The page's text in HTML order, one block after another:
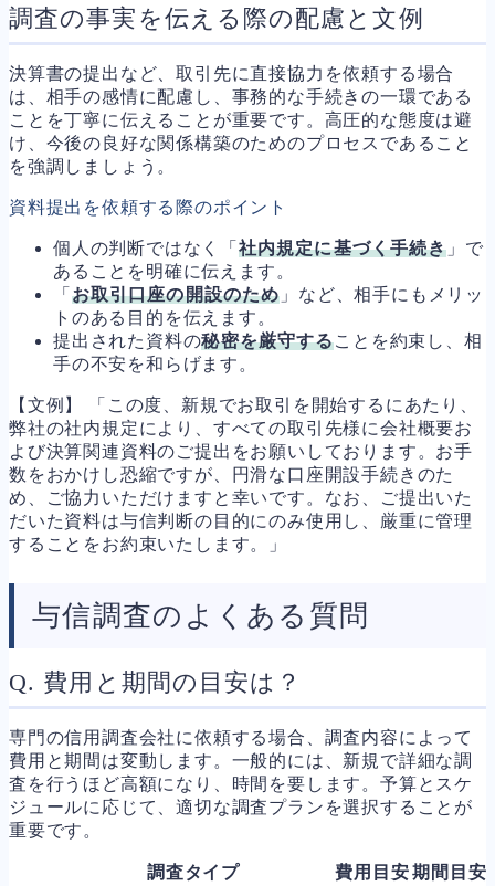
調査の事実を伝える際の配慮と文例
決算書の提出など、取引先に直接協力を依頼する場合
は、相手の感情に配慮し、事務的な手続きの一環である
ことを丁寧に伝えることが重要です。高圧的な態度は避
け、今後の良好な関係構築のためのプロセスであること
を強調しましょう。
資料提出を依頼する際のポイント
個人の判断ではなく「 社内規定に基づく手続き 」で
あることを明確に伝えます。
「 お取引口座の開設のため 」など、相手にもメリッ
トのある目的を伝えます。
提出された資料の秘密を厳守することを約束し、相
手の不安を和らげます。
【文例】 「この度、新規でお取引を開始するにあたり、
弊社の社内規定により、すべての取引先様に会社概要お
よび決算関連資料のご提出をお願いしております。お手
数をおかけし恐縮ですが、円滑な口座開設手続きのた
め、ご協力いただけますと幸いです。なお、ご提出いた
だいた資料は与信判断の目的にのみ使用し、厳重に管理
することをお約束いたします。」
与信調査のよくある質問
Q. 費用と期間の目安は？
専門の信用調査会社に依頼する場合、調査内容によって
費用と期間は変動します。一般的には、新規で詳細な調
査を行うほど高額になり、時間を要します。予算とスケ
ジュールに応じて、適切な調査プランを選択することが
重要です。
調査タイプ 費用目安期間目安